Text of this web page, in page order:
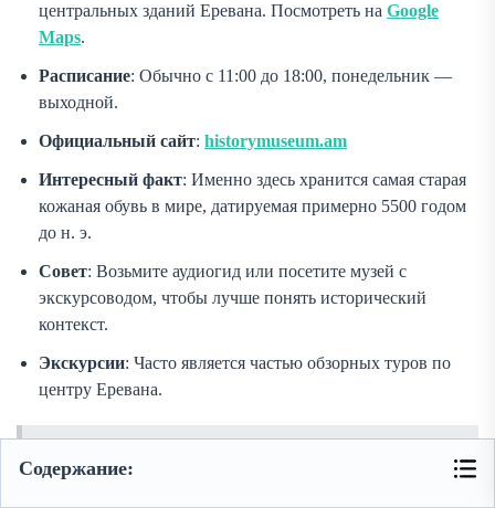
Содержание:
центральных зданий Еревана. Посмотреть на Google
Maps.
Расписание: Обычно с 11:00 до 18:00, понедельник —
выходной.
Официальный сайт: historymuseum.am
Интересный факт: Именно здесь хранится самая старая
кожаная обувь в мире, датируемая примерно 5500 годом
до н. э.
Совет: Возьмите аудиогид или посетите музей с
экскурсоводом, чтобы лучше понять исторический
контекст.
Экскурсии: Часто является частью обзорных туров по
центру Еревана.